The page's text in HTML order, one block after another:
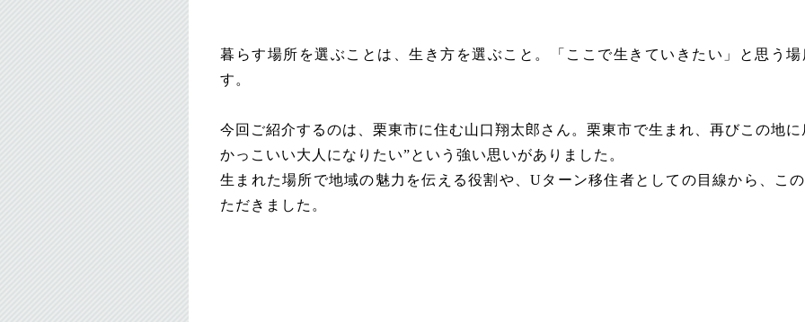
暮らす場所を選ぶことは、生き方を選ぶこと。「ここで生きていきたい」と思う
す。
今回ご紹介するのは、栗東市に住む山口翔太郎さん。栗東市で生まれ、再びこの地
かっこいい大人になりたい”という強い思いがありました。
生まれた場所で地域の魅力を伝える役割や、Uターン移住者としての目線から、こ
ただきました。